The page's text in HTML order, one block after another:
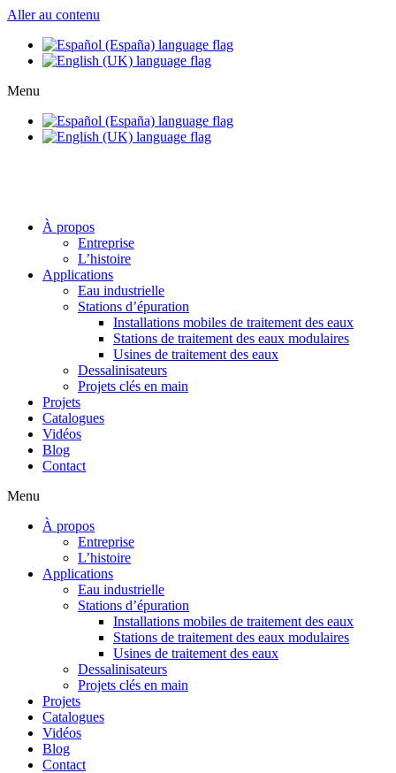
Aller au contenu
Menu
À propos
Entreprise
L’histoire
Applications
Eau industrielle
Stations d’épuration
Installations mobiles de traitement des eaux
Stations de traitement des eaux modulaires
Usines de traitement des eaux
Dessalinisateurs
Projets clés en main
Projets
Catalogues
Vidéos
Blog
Contact
Menu
À propos
Entreprise
L’histoire
Applications
Eau industrielle
Stations d’épuration
Installations mobiles de traitement des eaux
Stations de traitement des eaux modulaires
Usines de traitement des eaux
Dessalinisateurs
Projets clés en main
Projets
Catalogues
Vidéos
Blog
Contact